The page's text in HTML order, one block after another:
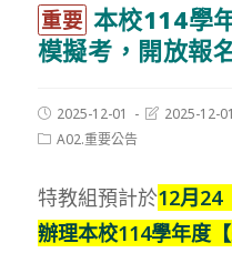
重要 本校114學
模擬考，開放報
Post
published:
2025-12-01
Post2025-12-01
PostA02.重要公告
特教組預計於12月24
辦理本校114學年度